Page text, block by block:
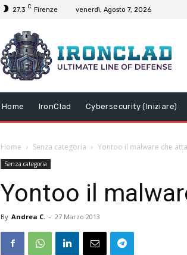
27.3 C Firenze venerdì, Agosto 7, 2026
Home IronClad Cybersecurity (Iniziare)
Home Senza categoria Yontoo il malware che
Senza categoria
Yontoo il
By Andrea C. - 27 Marzo 2013